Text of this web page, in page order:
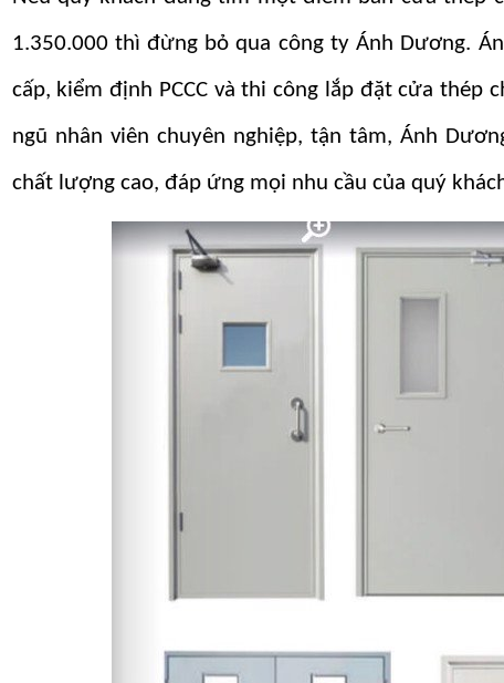
1.350.000 thì đừng bỏ qua công ty Ánh Dương.
cấp, kiểm định PCCC và thi công lắp đặt cửa
ngũ nhân viên chuyên nghiệp, tận tâm, Ánh
chất lượng cao, đáp ứng mọi nhu cầu của quý